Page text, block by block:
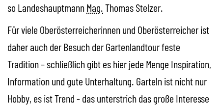
so LandeshauptmannMag.Thomas Stelzer.
Für viele Oberösterreicherinnen und Oberösterreicher ist
daher auch der Besuch der Gartenlandtour feste
Tradition – schließlich gibt es hier jede Menge Inspiration,
Information und gute Unterhaltung. Garteln ist nicht nur
Hobby, es ist Trend - das unterstrich das große Interesse